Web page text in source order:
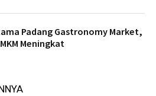
Padang Gastronomy Market,
Meningkat